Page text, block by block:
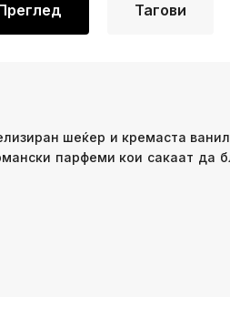
Тагови
шеќер и кремаста
парфеми кои сакаат да